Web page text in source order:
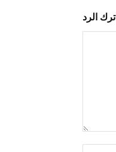
ترك الرد